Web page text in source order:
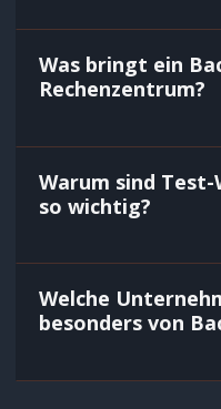
Was bringt ein
Rechenzentrum?
Warum sind
so wichtig?
Welche
besonders von